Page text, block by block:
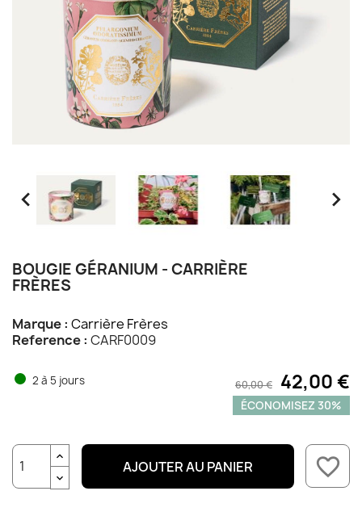
 
BOUGIE GÉRANIUM - CARRIÈRE
FRÈRES
Marque : Carrière Frères
Reference : CARF0009
2 à 5 jours 42,00 €
60,00 €
ÉCONOMISEZ 30%
AJOUTER AU PANIER favorite_border